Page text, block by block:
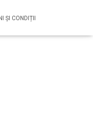
ȘI CONDIȚII